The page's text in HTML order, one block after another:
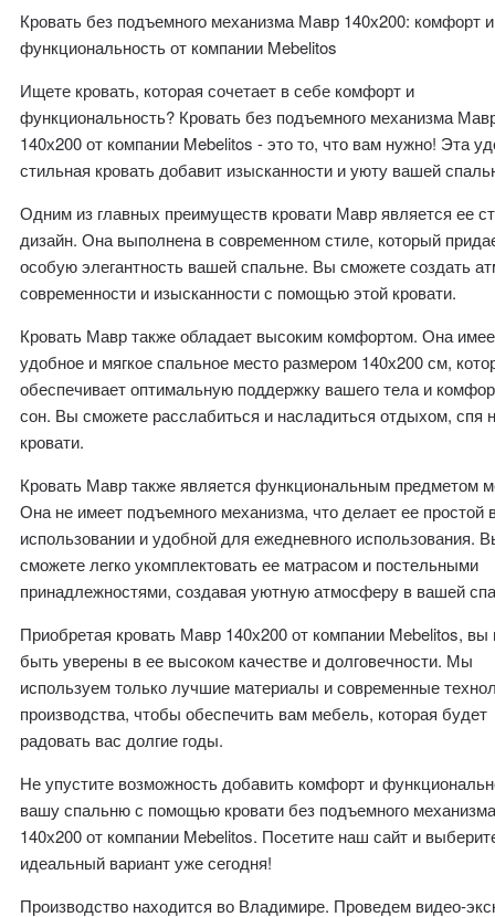
Кровать без подъемного механизма Мавр 140х200: комфорт и
функциональность от компании Mebelitos
Ищете кровать, которая сочетает в себе комфорт и
функциональность? Кровать без подъемного механизма
140х200 от компании Mebelitos - это то, что вам нужно! Эта
стильная кровать добавит изысканности и уюту вашей
Одним из главных преимуществ кровати Мавр является ее
дизайн. Она выполнена в современном стиле, который
особую элегантность вашей спальне. Вы сможете создать
современности и изысканности с помощью этой кровати.
Кровать Мавр также обладает высоким комфортом. Она
удобное и мягкое спальное место размером 140х200 см,
обеспечивает оптимальную поддержку вашего тела и
сон. Вы сможете расслабиться и насладиться отдыхом, спя
кровати.
Кровать Мавр также является функциональным предметом
Она не имеет подъемного механизма, что делает ее простой
использовании и удобной для ежедневного использования.
сможете легко укомплектовать ее матрасом и постельными
принадлежностями, создавая уютную атмосферу в вашей
Приобретая кровать Мавр 140х200 от компании Mebelitos,
быть уверены в ее высоком качестве и долговечности. Мы
используем только лучшие материалы и современные
производства, чтобы обеспечить вам мебель, которая будет
радовать вас долгие годы.
Не упустите возможность добавить комфорт и
вашу спальню с помощью кровати без подъемного
140х200 от компании Mebelitos. Посетите наш сайт и
идеальный вариант уже сегодня!
Производство находится во Владимире. Проведем видео-